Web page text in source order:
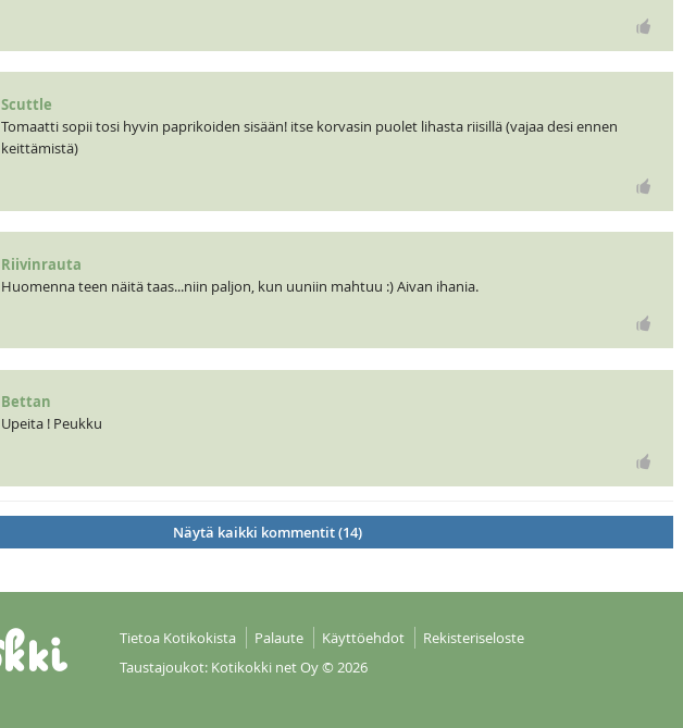
Scuttle
Tomaatti sopii tosi hyvin paprikoiden sisään! itse korvasin puolet lihasta riisillä (vajaa desi ennen
keittämistä)
Riivinrauta
Huomenna teen näitä taas...niin paljon, kun uuniin mahtuu :) Aivan ihania.
Bettan
Upeita ! Peukku
Näytä kaikki kommentit (14)
Tietoa Kotikokista Palaute Käyttöehdot
Rekisteriseloste
Taustajoukot: Kotikokki net Oy© 2026